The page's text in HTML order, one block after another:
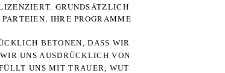
GRUNDSÄTZLICH
IHRE PROGRAMME
BETONEN, DASS WIR
UNS AUSDRÜCKLICH VON
UNS MIT TRAUER, WUT